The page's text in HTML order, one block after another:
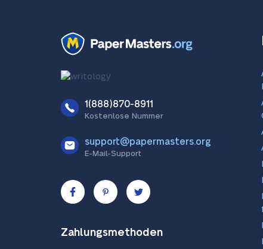
1(888)870-8911
Kostenlose Nummer
support@papermasters.org
E-Mail-Support
Zahlungsmethoden